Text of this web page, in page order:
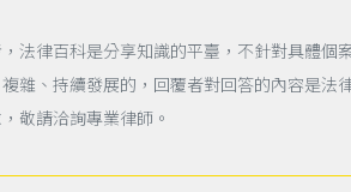
法律百科是分享知識的平臺，不針對具體個
雜、持續發展的，回覆者對回答的內容是法
敬請洽詢專業律師。